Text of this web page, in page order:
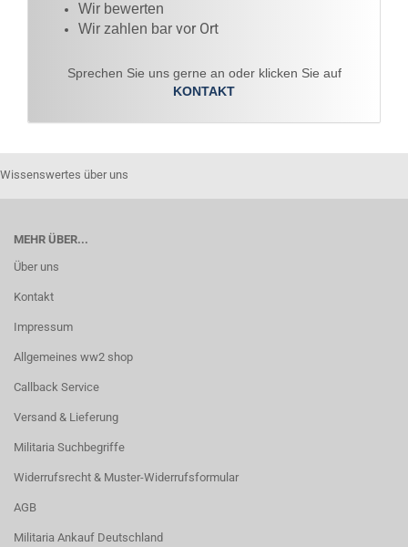
Wir bewerten
Wir zahlen bar vor Ort
Sprechen Sie uns gerne an oder klicken Sie auf
KONTAKT
Wissenswertes über uns
MEHR ÜBER...
Über uns
Kontakt
Impressum
Allgemeines ww2 shop
Callback Service
Versand & Lieferung
Militaria Suchbegriffe
Widerrufsrecht & Muster-Widerrufsformular
AGB
Militaria Ankauf Deutschland